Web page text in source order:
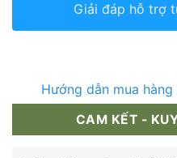
Giải đáp hỗ trợ
Hướng dẫn mua
CAM KẾT -